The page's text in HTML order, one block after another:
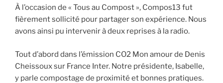
À l’occasion de « Tous au Compost », Compos13 fut
fièrement sollicité pour partager son expérience. Nous
avons ainsi pu intervenir à deux reprises à la radio.
Tout d’abord dans l’émission CO2 Mon amour de Denis
Cheissoux sur France Inter. Notre présidente, Isabelle,
y parle compostage de proximité et bonnes pratiques.